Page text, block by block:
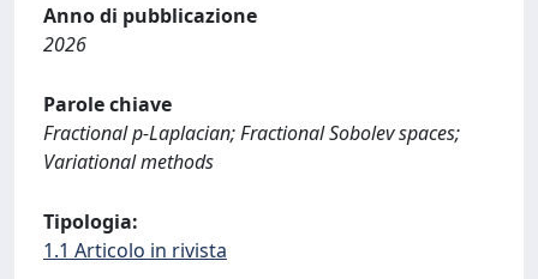
Anno di pubblicazione
2026
Parole chiave
Fractional p-Laplacian; Fractional Sobolev spaces;
Variational methods
Tipologia:
1.1 Articolo in rivista